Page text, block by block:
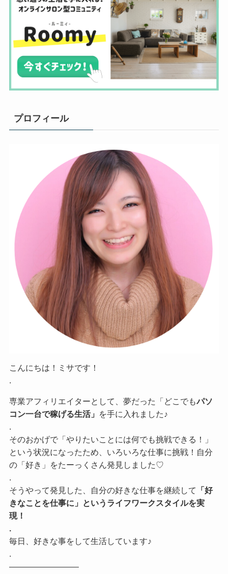
プロフィール
こんにちは！ミサです！
.
専業アフィリエイターとして、夢だった「どこでもパソ
コン一台で稼げる生活」
を手に入れました♪
.
そのおかげで「やりたいことには何でも挑戦できる！」
という状況になったため、いろいろな仕事に挑戦！自分
の「好き」をたーっくさん発見しました♡
.
そうやって発見した、自分の好きな仕事を継続して
「好
きなことを仕事に」というライフワークスタイルを実
現！
.
毎日、好きな事をして生活しています♪
.
————————–